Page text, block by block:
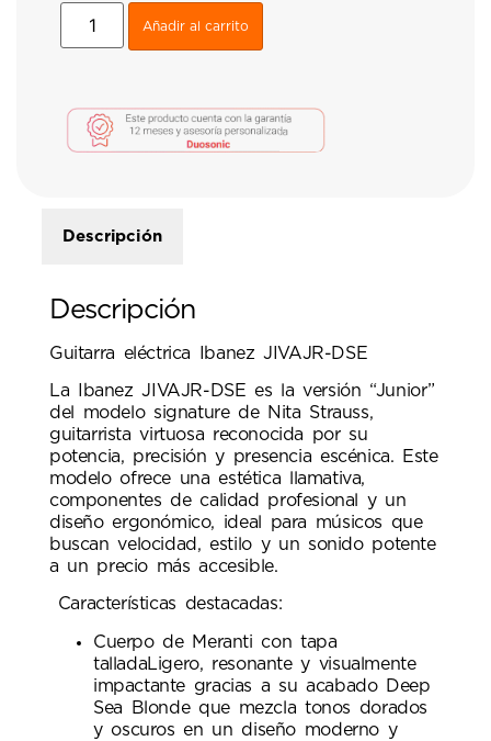
Añadir al carrito
Descripción
Descripción
Guitarra eléctrica Ibanez JIVAJR-DSE
La Ibanez JIVAJR-DSE es la versión “Junior”
del modelo signature de Nita Strauss,
guitarrista virtuosa reconocida por su
potencia, precisión y presencia escénica. Este
modelo ofrece una estética llamativa,
componentes de calidad profesional y un
diseño ergonómico, ideal para músicos que
buscan velocidad, estilo y un sonido potente
a un precio más accesible.
Características destacadas:
Cuerpo de Meranti con tapa
talladaLigero, resonante y visualmente
impactante gracias a su acabado Deep
Sea Blonde que mezcla tonos dorados
y oscuros en un diseño moderno y